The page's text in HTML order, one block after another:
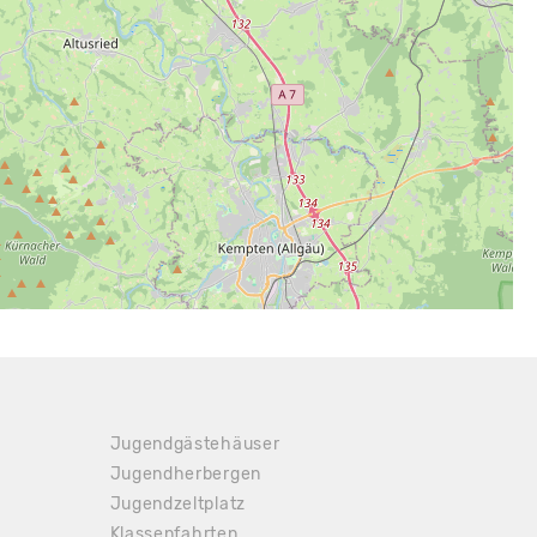
Jugendgästehäuser
Jugendherbergen
Jugendzeltplatz